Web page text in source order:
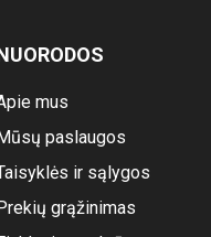
mus
paslaugos
ir sąlygos
grąžinimas